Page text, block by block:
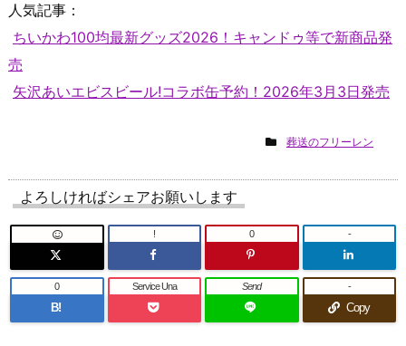
人気記事：
ちいかわ100均最新グッズ2026！キャンドゥ等で新商品発
売
矢沢あいエビスビール!コラボ缶予約！2026年3月3日発売
葬送のフリーレン
よろしければシェアお願いします
! 0 -
B!
0 Service Una Send
Copy
-